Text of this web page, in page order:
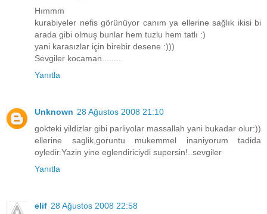
Hımmm
kurabiyeler nefis görünüyor canım ya ellerine sağlık ikisi bi
arada gibi olmuş bunlar hem tuzlu hem tatlı :)
yani karasızlar için birebir desene :)))
Sevgiler kocaman........
Yanıtla
Unknown 28 Ağustos 2008 21:10
gokteki yildizlar gibi parliyolar massallah yani bukadar olur:))
ellerine saglik,goruntu mukemmel inaniyorum tadida
oyledir.Yazin yine eglendiriciydi supersin!..sevgiler
Yanıtla
elif 28 Ağustos 2008 22:58